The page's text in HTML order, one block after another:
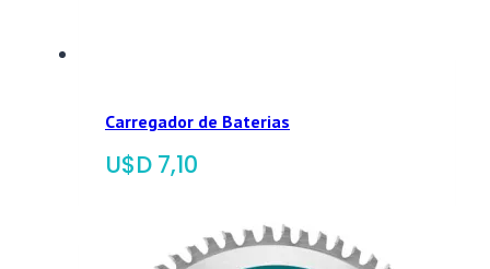
Carregador de Baterias
$ 7,10